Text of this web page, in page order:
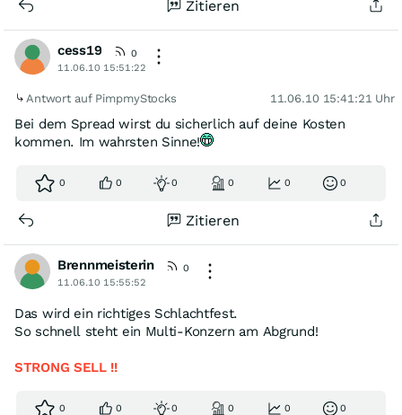
Zitieren
cess19
0
11.06.10 15:51:22
Antwort auf PimpmyStocks 11.06.10 15:41:21 Uhr
Bei dem Spread wirst du sicherlich auf deine Kosten
kommen. Im wahrsten Sinne!
0 0 0 0 0 0
Zitieren
Brennmeisterin
0
11.06.10 15:55:52
Das wird ein richtiges Schlachtfest.
So schnell steht ein Multi-Konzern am Abgrund!
STRONG SELL !!
0 0 0 0 0 0